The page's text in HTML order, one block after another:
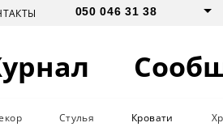
050 046 31 38
Стулья Кровати